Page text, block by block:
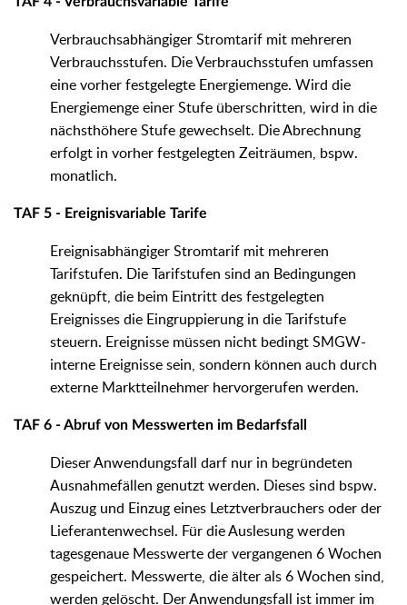
Verbrauchsabhängiger Stromtarif mit mehreren
Verbrauchsstufen. Die Verbrauchsstufen umfassen
eine vorher festgelegte Energiemenge. Wird die
Energiemenge einer Stufe überschritten, wird in die
nächsthöhere Stufe gewechselt. Die Abrechnung
erfolgt in vorher festgelegten Zeiträumen, bspw.
monatlich.
TAF 5 - Ereignisvariable Tarife
Ereignisabhängiger Stromtarif mit mehreren
Tarifstufen. Die Tarifstufen sind an Bedingungen
geknüpft, die beim Eintritt des festgelegten
Ereignisses die Eingruppierung in die Tarifstufe
steuern. Ereignisse müssen nicht bedingt SMGW-
interne Ereignisse sein, sondern können auch durch
externe Marktteilnehmer hervorgerufen werden.
TAF 6 - Abruf von Messwerten im Bedarfsfall
Dieser Anwendungsfall darf nur in begründeten
Ausnahmefällen genutzt werden. Dieses sind bspw.
Auszug und Einzug eines Letztverbrauchers oder der
Lieferantenwechsel. Für die Auslesung werden
tagesgenaue Messwerte der vergangenen 6 Wochen
gespeichert. Messwerte, die älter als 6 Wochen sind,
werden gelöscht. Der Anwendungsfall ist immer im